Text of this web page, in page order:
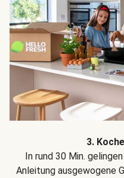
3.
In rund 30 Min.
Anleitung ausgewogene